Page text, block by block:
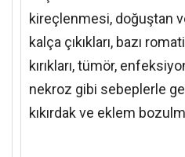
kireçlenmesi, doğuştan
kalça çıkıkları, bazı
kırıkları, tümör,
nekroz gibi sebeplerle
kıkırdak ve eklem